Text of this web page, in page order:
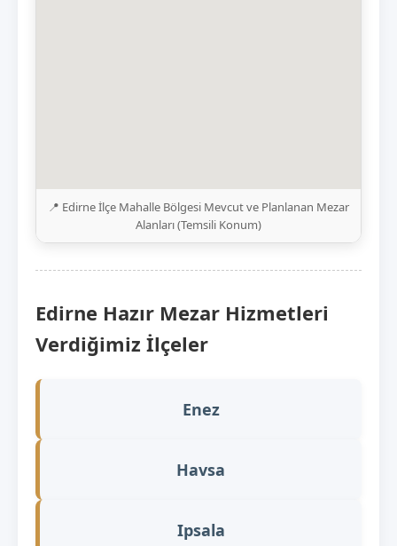
📍 Edirne İlçe Mahalle Bölgesi Mevcut ve Planlanan Mezar
Alanları (Temsili Konum)
Edirne Hazır Mezar Hizmetleri
Verdiğimiz İlçeler
Enez
Havsa
Ipsala